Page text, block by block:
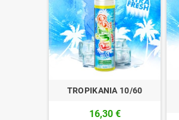
TROPIKANIA 10/60
16,30 €